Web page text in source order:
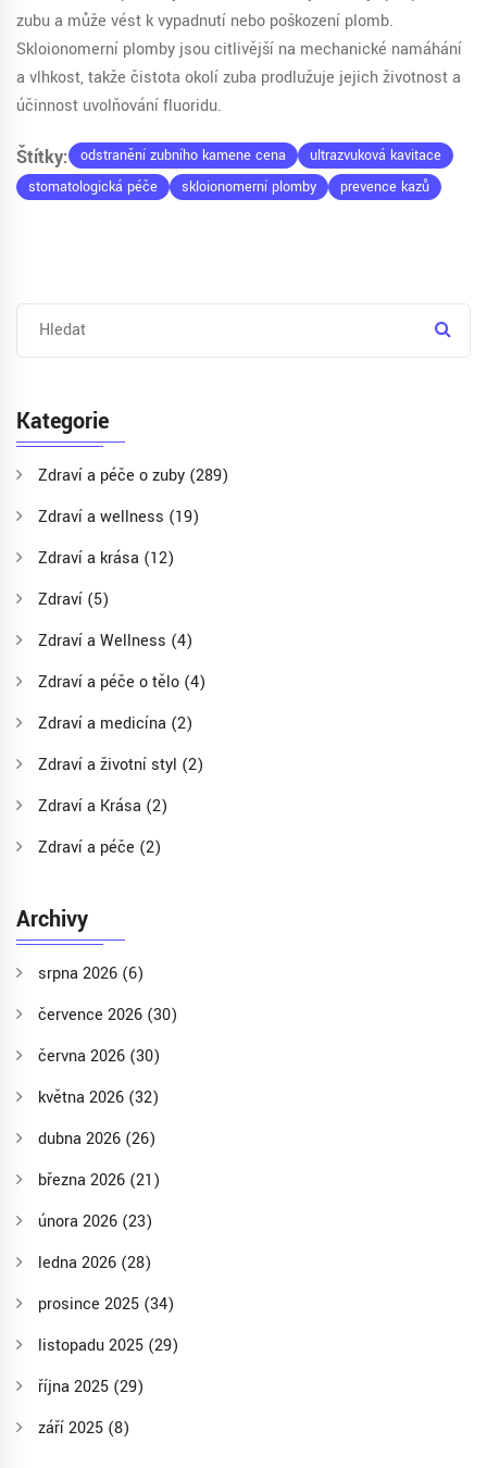
zubu a může vést k vypadnutí nebo poškození plomb.
Skloionomerní plomby jsou citlivější na mechanické namáhání
a vlhkost, takže čistota okolí zuba prodlužuje jejich životnost a
účinnost uvolňování fluoridu.
Štítky: odstranění zubního kamene cena
ultrazvuková kavitace
stomatologická péče
skloionomerní plomby prevence kazů
Kategorie
Zdraví a péče o zuby (289)
Zdraví a wellness (19)
Zdraví a krása (12)
Zdraví (5)
Zdraví a Wellness (4)
Zdraví a péče o tělo (4)
Zdraví a medicína (2)
Zdraví a životní styl (2)
Zdraví a Krása (2)
Zdraví a péče (2)
Archivy
srpna 2026 (6)
července 2026 (30)
června 2026 (30)
května 2026 (32)
dubna 2026 (26)
března 2026 (21)
února 2026 (23)
ledna 2026 (28)
prosince 2025 (34)
listopadu 2025 (29)
října 2025 (29)
září 2025 (8)